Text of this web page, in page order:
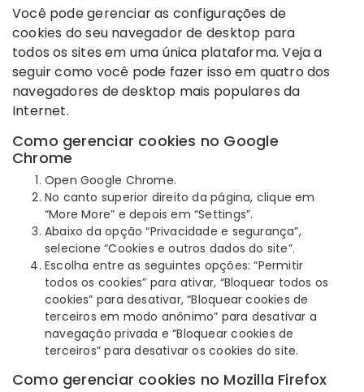
Você pode gerenciar as configurações de
cookies do seu navegador de desktop para
todos os sites em uma única plataforma. Veja a
seguir como você pode fazer isso em quatro dos
navegadores de desktop mais populares da
Internet.
Como gerenciar cookies no Google
Chrome
Open Google Chrome.
No canto superior direito da página, clique em
“More More” e depois em “Settings”.
Abaixo da opção “Privacidade e segurança”,
selecione “Cookies e outros dados do site”.
Escolha entre as seguintes opções: “Permitir
todos os cookies” para ativar, “Bloquear todos os
cookies” para desativar, “Bloquear cookies de
terceiros em modo anônimo” para desativar a
navegação privada e “Bloquear cookies de
terceiros” para desativar os cookies do site.
Como gerenciar cookies no Mozilla Firefox